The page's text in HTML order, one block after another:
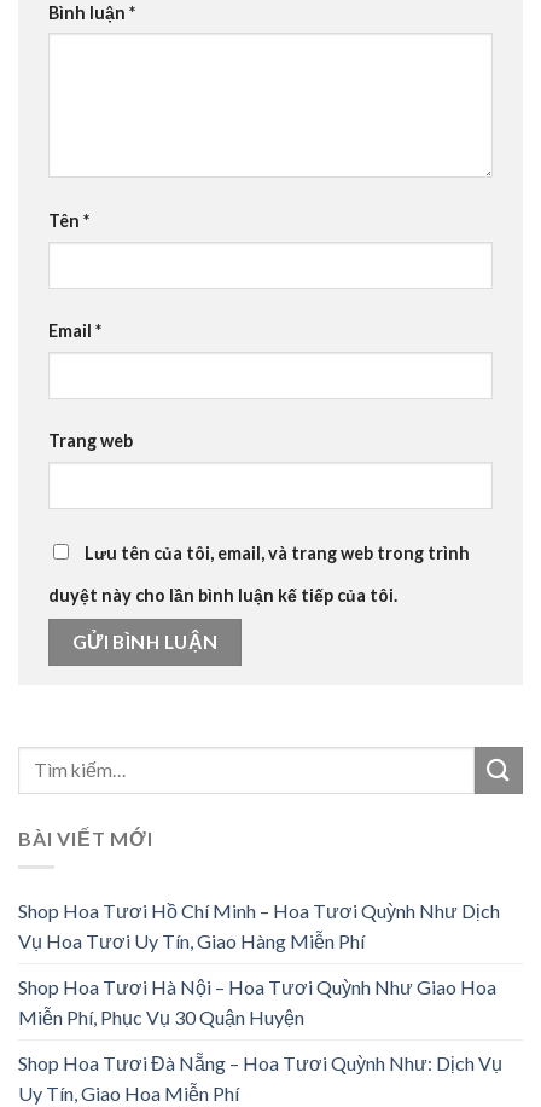
Bình luận *
Tên *
Email *
Trang web
Lưu tên của tôi, email, và trang web trong trình
duyệt này cho lần bình luận kế tiếp của tôi.
BÀI VIẾT MỚI
Shop Hoa Tươi Hồ Chí Minh – Hoa Tươi Quỳnh Như Dịch
Vụ Hoa Tươi Uy Tín, Giao Hàng Miễn Phí
Shop Hoa Tươi Hà Nội – Hoa Tươi Quỳnh Như Giao Hoa
Miễn Phí, Phục Vụ 30 Quận Huyện
Shop Hoa Tươi Đà Nẵng – Hoa Tươi Quỳnh Như: Dịch Vụ
Uy Tín, Giao Hoa Miễn Phí